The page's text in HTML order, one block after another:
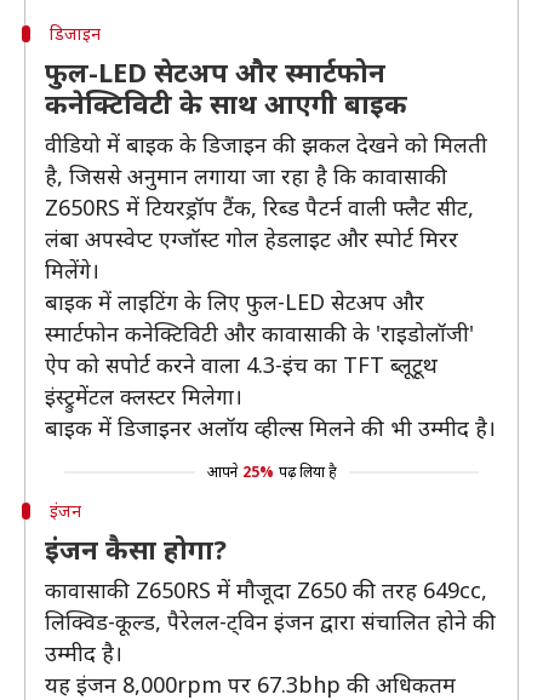
डिजाइन
फुल-LED सेटअप और स्मार्टफोन
कनेक्टिविटी के साथ आएगी बाइक
वीडियो में बाइक के डिजाइन की झकल देखने को मिलती
है, जिससे अनुमान लगाया जा रहा है कि कावासाकी
Z650RS में टियरड्रॉप टैंक, रिब्ड पैटर्न वाली फ्लैट सीट,
लंबा अपस्वेप्ट एग्जॉस्ट गोल हेडलाइट और स्पोर्ट मिरर
मिलेंगे।
बाइक में लाइटिंग के लिए फुल-LED सेटअप और
स्मार्टफोन कनेक्टिविटी और कावासाकी के 'राइडोलॉजी'
ऐप को सपोर्ट करने वाला 4.3-इंच का TFT ब्लूटूथ
इंस्ट्रुमेंटल क्लस्टर मिलेगा।
बाइक में डिजाइनर अलॉय व्हील्स मिलने की भी उम्मीद है।
आपने 25% पढ़ लिया है
इंजन
इंजन कैसा होगा?
कावासाकी Z650RS में मौजूदा Z650 की तरह 649cc,
लिक्विड-कूल्ड, पैरेलल-ट्विन इंजन द्वारा संचालित होने की
उम्मीद है।
यह इंजन 8,000rpm पर 67.3bhp की अधिकतम